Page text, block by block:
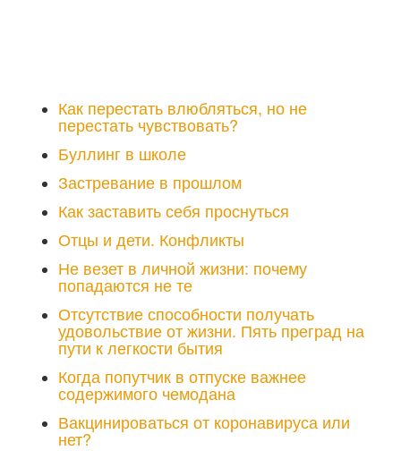
Как перестать влюбляться, но не
перестать чувствовать?
Буллинг в школе
Застревание в прошлом
Как заставить себя проснуться
Отцы и дети. Конфликты
Не везет в личной жизни: почему
попадаются не те
Отсутствие способности получать
удовольствие от жизни. Пять преград на
пути к легкости бытия
Когда попутчик в отпуске важнее
содержимого чемодана
Вакцинироваться от коронавируса или
нет?